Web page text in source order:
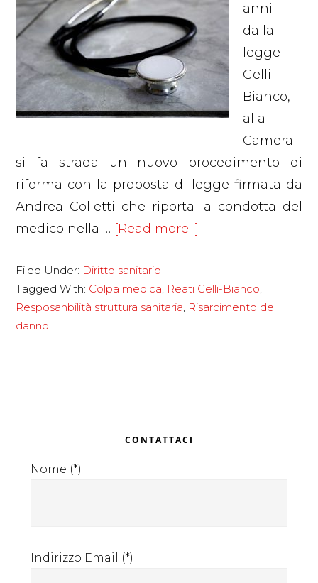
anni
dalla
legge
Gelli-
Bianco,
alla
Camera
si fa strada un nuovo procedimento di
riforma con la proposta di legge firmata da
Andrea Colletti che riporta la condotta del
medico nella … [Read more...]
Cambio
di
Filed Under: Diritto sanitario
Tagged With: Colpa medica, Reati Gelli-Bianco,
Resposanbilità struttura sanitaria, Risarcimento del
danno
Sidebar
CONTATTACI
Nome (*)
Indirizzo Email (*)